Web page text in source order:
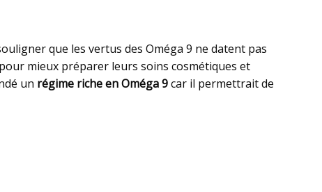
que les vertus des Oméga 9 ne datent pas
mieux préparer leurs soins cosmétiques et
un régime riche en Oméga 9car il permettrait de